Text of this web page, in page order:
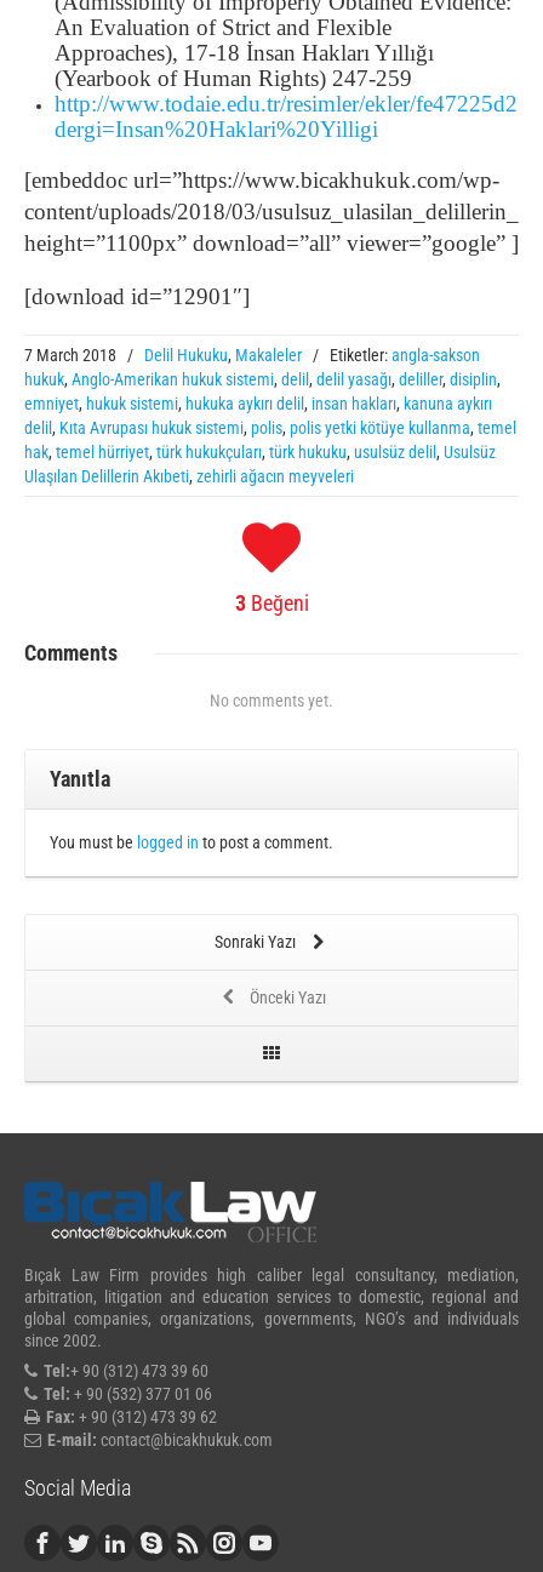
An Evaluation of Strict and Flexible
Approaches), 17-18 İnsan Hakları Yıllığı
(Yearbook of Human Rights) 247-259
http://www.todaie.edu.tr/resimler/ekler/
dergi=Insan%20Haklari%20Yilligi
[embeddoc url=”https://www.bicakhukuk.com/wp-
content/uploads/2018/03/
height=”1100px” download=”all” viewer=”google” ]
[download id=”12901″]
7 March 2018 / Delil Hukuku, Makaleler / Etiketler:angla-sakson
hukuk, Anglo-Amerikan hukuk sistemi, delil, delil yasağı, deliller, disiplin,
emniyet, hukuk sistemi, hukuka aykırı delil, insan hakları, kanuna aykırı
delil, Kıta Avrupası hukuk sistemi, polis, polis yetki kötüye kullanma, temel
hak, temel hürriyet, türk hukukçuları, türk hukuku, usulsüz delil, Usulsüz
Ulaşılan Delillerin Akıbeti, zehirli ağacın meyveleri
3Beğeni
Comments
No comments yet.
Yanıtla
You must be logged in to post a comment.
Sonraki Yazı
Önceki Yazı
Bıçak Law Firm provides high caliber legal consultancy, mediation,
arbitration, litigation and education services to domestic, regional and
global companies, organizations, governments, NGO’s and individuals
since 2002.
Tel:+ 90 (312) 473 39 60
Tel: + 90 (532) 377 01 06
Fax: + 90 (312) 473 39 62
E-mail: contact@bicakhukuk.com
Social Media